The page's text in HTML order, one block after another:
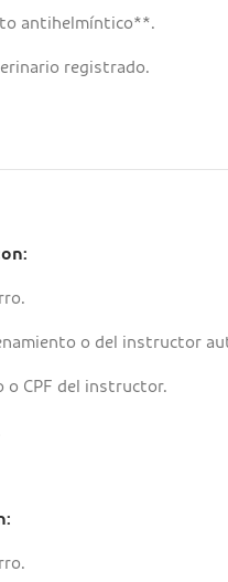
antihelmíntico**.
registrado.
o del instructor
o CPF del instructor.